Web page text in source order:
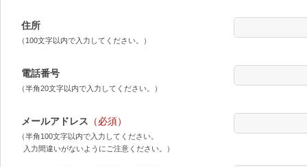
住所
（100文字以内で入力してください。）
電話番号
（半角20文字以内で入力してください。）
メールアドレス （必須）
（半角100文字以内で入力してください。
入力間違いがないようにご注意ください。）